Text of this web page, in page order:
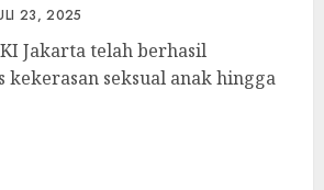
23, 2025
Jakarta telah berhasil
kekerasan seksual anak hingga